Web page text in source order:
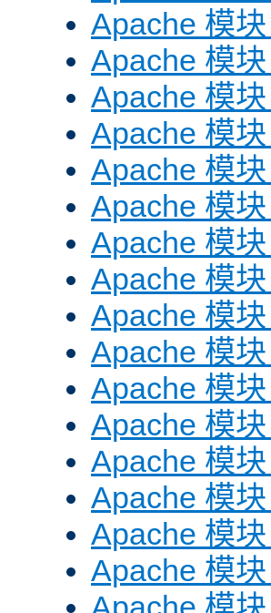
Apache 模
Apache 模
Apache 模
Apache 模
Apache 模
Apache 模
Apache 模
Apache 模
Apache 模
Apache 模
Apache 模
Apache 模
Apache 模
Apache 模
Apache 模
Apache 模